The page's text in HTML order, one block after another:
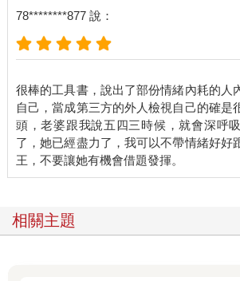
表著你能夠分擔對方的情緒。如果你能做到
因此，在這本書中，我希望你可以學會「情
不是靠忍，千萬不要在有情緒時只懂得忽
好的溝通方式來滋養關係；學會用故事溝
速走進對方心裡。會表達情緒的人才不會受
同時， 我也希望你可以學會有分寸地進行
並不是誰付出得越多，回報就越多。有分
想的關係。只會無條件付出的人，很可能把
己的前提下讓對方重視你。
此外，我還希望你可以學會「情緒屏蔽」。
他們缺少合作意識和利他意識，心裡只裝著
78********877 說：
很棒的工具書，說出了部份情緒內耗的人
自己，當成第三方的外人檢視自己的確是
頭，老婆跟我說五四三時候，就會深呼
了，她已經盡力了，我可以不帶情緒好好
相關主題